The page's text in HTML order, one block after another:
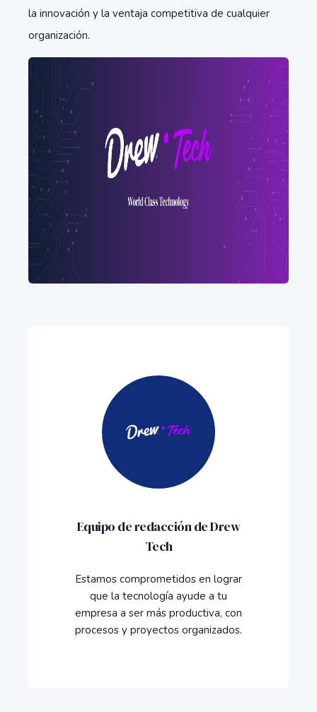
la innovación y la ventaja competitiva de cualquier
organización.
Equipo de redacción de Drew
Tech
Estamos comprometidos en lograr
que la tecnología ayude a tu
empresa a ser más productiva, con
procesos y proyectos organizados.